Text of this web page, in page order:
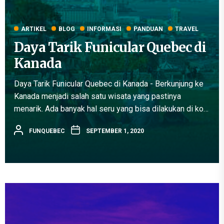
ARTIKEL BLOG INFORMASI PANDUAN TRAVEL
Daya Tarik Funicular Quebec di
Kanada
Daya Tarik Funicular Quebec di Kanada - Berkunjung ke
Kanada menjadi salah satu wisata yang pastinya
menarik. Ada banyak hal seru yang bisa dilakukan di kota
ini. Salah satunya adalah mengunjungi kota Old Quebec.
Ini...
FUNQUEBEC SEPTEMBER 1, 2020